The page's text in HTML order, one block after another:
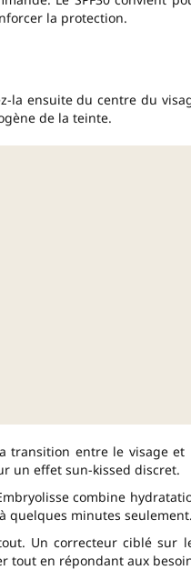
la protection.
la ensuite du centre du
de la teinte.
transition entre le visage et
un effet sun-kissed discret.
combine
quelques minutes
Un correcteur ciblé sur
tout en répondant aux